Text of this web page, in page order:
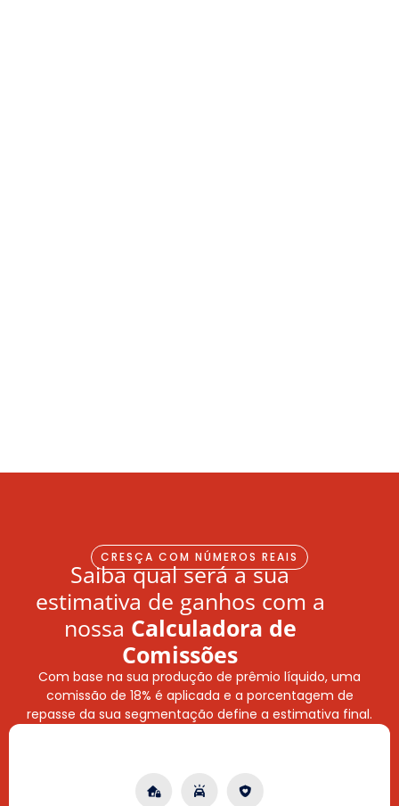
CRESÇA COM NÚMEROS REAIS
Saiba qual será a sua
estimativa de ganhos com a
nossa Calculadora de
Comissões
Com base na sua produção de prêmio líquido, uma
comissão de 18% é aplicada e a porcentagem de
repasse da sua segmentação define a estimativa final.